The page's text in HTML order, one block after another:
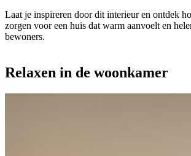
Laat je inspireren door dit interieur en ontdek
zorgen voor een huis dat warm aanvoelt en
bewoners.
Relaxen in de woonkamer